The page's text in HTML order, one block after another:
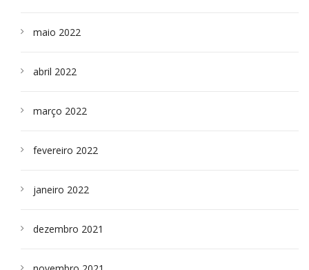
maio 2022
abril 2022
março 2022
fevereiro 2022
janeiro 2022
dezembro 2021